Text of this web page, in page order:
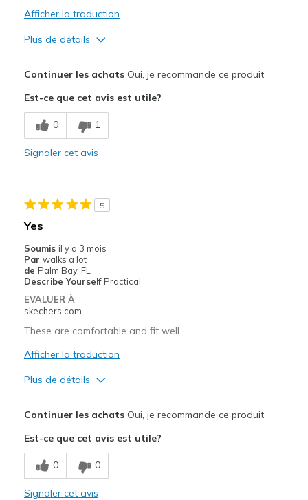
Afficher la traduction
Plus de détails
Breathe Well
Comfortable
Les meilleures utilisations
Going Out
View On Shoes
I'm Really Into Shoes
Continuer les achatsOui, je recommande ce produit
Est-ce que cet avis est utile?
0 1
Signaler cet avis
5
Yes
Soumis il y a 3 mois
Par walks a lot
de Palm Bay, FL
Describe Yourself Practical
EVALUER À
skechers.com
These are comfortable and fit well.
Afficher la traduction
Plus de détails
Les meilleures utilisations
Casual Wear
Continuer les achatsOui, je recommande ce produit
Est-ce que cet avis est utile?
0 0
Signaler cet avis